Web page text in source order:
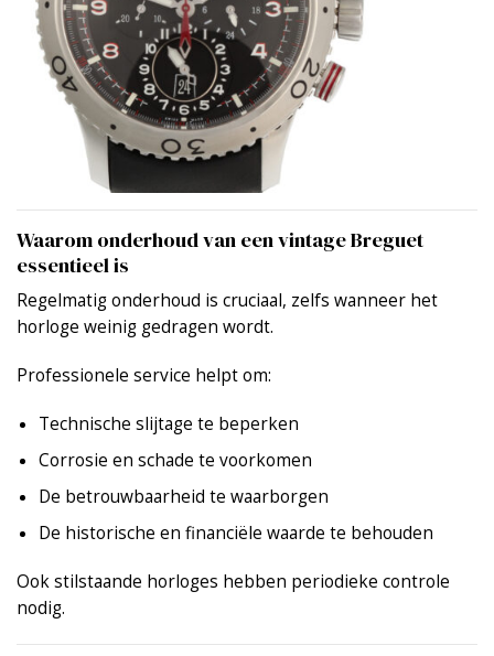
Waarom onderhoud van een vintage Breguet
essentieel is
Regelmatig onderhoud is cruciaal, zelfs wanneer het
horloge weinig gedragen wordt.
Professionele service helpt om:
Technische slijtage te beperken
Corrosie en schade te voorkomen
De betrouwbaarheid te waarborgen
De historische en financiële waarde te behouden
Ook stilstaande horloges hebben periodieke controle
nodig.